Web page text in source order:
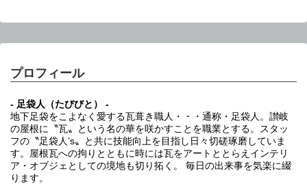
プロフィール
- 足袋人（たびびと） -
地下足袋をこよなく愛する瓦葺き職人・・・通称・足袋人。讃岐
の屋根に〝瓦〟という名の華を咲かすことを職業とする。スタッ
フの〝足袋人’s〟と共に技能向上を目指し日々切磋琢磨していま
す。屋根瓦への拘りとともに時には瓦をアートととらえインテリ
ア・オブジェとしての境地も切り拓く。 毎日の出来事を気楽に綴
ります。